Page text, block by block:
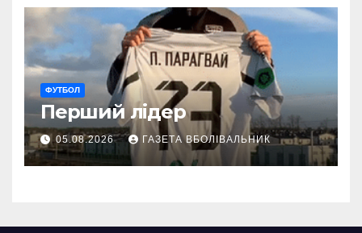
ФУТБОЛ
Перший лідер
05.08.2026 ГАЗЕТА ВБОЛІВАЛЬНИК